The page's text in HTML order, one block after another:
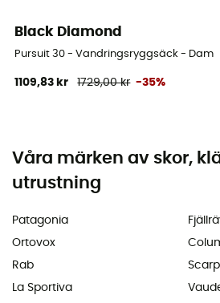
Black Diamond
Pursuit 30 - Vandringsryggsäck - Dam
1109,83 kr 1729,00 kr -35%
Våra märken av skor,
utrustning
Patagonia
Ortovox
Rab
La Sportiva